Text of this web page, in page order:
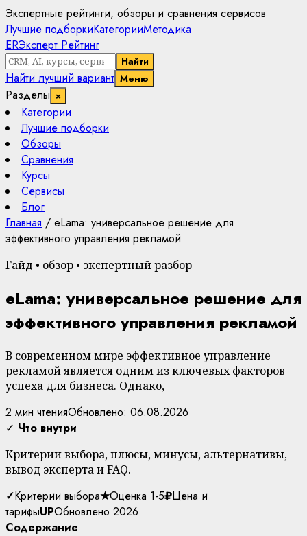
Экспертные рейтинги, обзоры и сравнения сервисов
Лучшие подборкиКатегорииМетодика
ERЭксперт Рейтинг
Найти
Найти лучший вариант Меню
Разделы ×
Категории
Лучшие подборки
Обзоры
Сравнения
Курсы
Сервисы
Блог
Главная / eLama: универсальное решение для
эффективного управления рекламой
Гайд • обзор • экспертный разбор
eLama: универсальное решение для
эффективного управления рекламой
В современном мире эффективное управление
рекламой является одним из ключевых факторов
успеха для бизнеса. Однако,
2 мин чтенияОбновлено: 06.08.2026
✓ Что внутри
Критерии выбора, плюсы, минусы, альтернативы,
вывод эксперта и FAQ.
✓Критерии выбора★Оценка 1-5₽Цена и
тарифыUPОбновлено 2026
Содержание